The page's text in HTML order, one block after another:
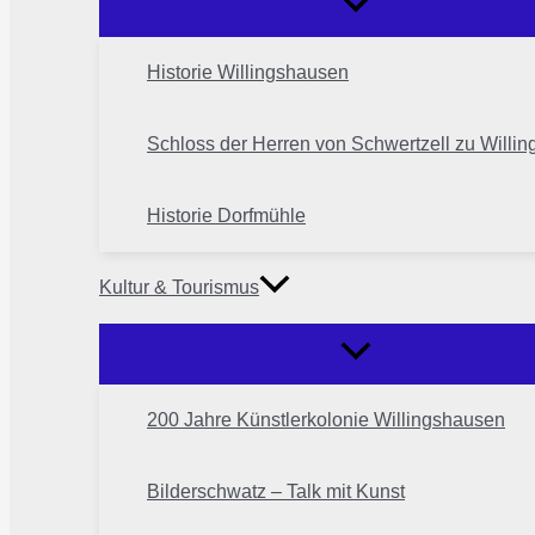
Historie Willingshausen
Schloss der Herren von Schwertzell zu
Historie Dorfmühle
Kultur & Tourismus
200 Jahre Künstlerkolonie Willingshausen
Bilderschwatz – Talk mit Kunst